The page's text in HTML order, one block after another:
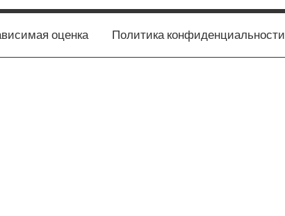
оценка Политика конфиденциальности